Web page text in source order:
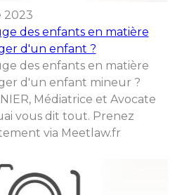
2023
des enfants en matière
d'un enfant ?
des enfants en matière
d'un enfant mineur ?
Médiatrice et Avocate
vous dit tout. Prenez
via Meetlaw.fr